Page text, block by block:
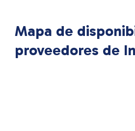
Mapa de
proveedores de